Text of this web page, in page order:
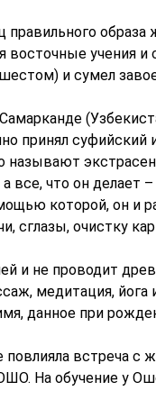
восточные учения
и сумел
принял суфийский
называют
все, что он делает
которой, он и
сглазы, очистку
и не проводит
медитация, йога
данное при
повлияла встреча
На обучение у